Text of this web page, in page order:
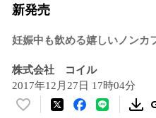
新発売
妊娠中も飲める嬉しいノンカ
株式会社 コイル
2017年12月27日 17時04分
い